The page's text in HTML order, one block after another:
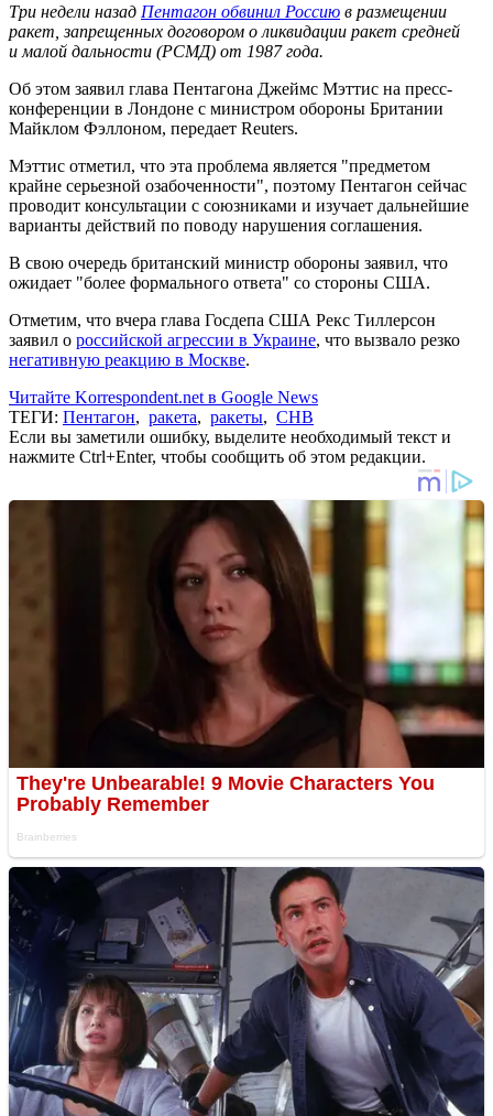
Три недели назад Пентагон обвинил Россию в размещении
ракет, запрещенных договором о ликвидации ракет средней
и малой дальности (РСМД) от 1987 года.
Об этом заявил глава Пентагона Джеймс Мэттис на пресс-
конференции в Лондоне с министром обороны Британии
Майклом Фэллоном, передает Reuters.
Мэттис отметил, что эта проблема является "предметом
крайне серьезной озабоченности", поэтому Пентагон сейчас
проводит консультации с союзниками и изучает дальнейшие
варианты действий по поводу нарушения соглашения.
В свою очередь британский министр обороны заявил, что
ожидает "более формального ответа" со стороны США.
Отметим, что вчера глава Госдепа США Рекс Тиллерсон
заявил о российской агрессии в Украине, что вызвало резко
негативную реакцию в Москве.
Читайте Korrespondent.net в Google News
ТЕГИ: Пентагон, ракета, ракеты, СНВ
Если вы заметили ошибку, выделите необходимый текст и
нажмите Ctrl+Enter, чтобы сообщить об этом редакции.